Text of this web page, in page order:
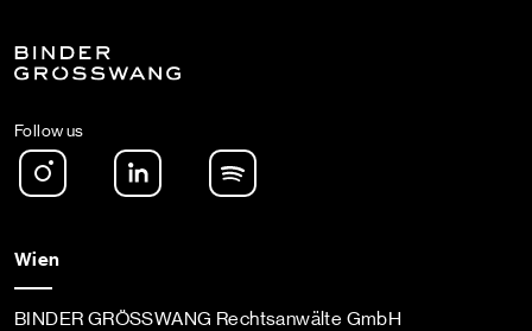
Follow us
Instagram LinkedIn
Wien
BINDER GRÖSSWANG Rechtsanwälte GmbH